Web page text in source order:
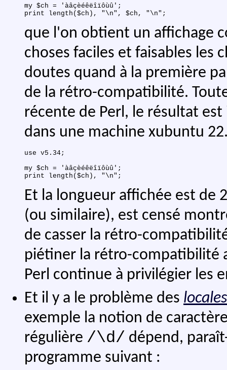
my $ch = 'àâçèéêëîïôùû';
que l'on obtient un affichage
choses faciles et faisables les
doutes quand à la première
de la rétro-compatibilité.
récente de Perl, le résultat
dans une machine xubuntu
use v5.34;
my $ch = 'àâçèéêëîïôùû';
Et la longueur affichée est de
(ou similaire), est censé
de casser la rétro-
piétiner la rétro-compatibilité
Perl continue à privilégier les
Et il y a le problème des locales
exemple la notion de
régulière /\d/ dépend,
programme suivant :